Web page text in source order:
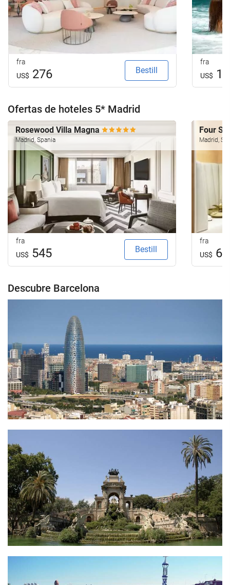
fra
US$ 276 Bestill
fra
US$
Ofertas de hoteles 5* Madrid
Rosewood Villa Magna
Madrid, Spania
fra
US$ 545 Bestill
Four
Madrid,
fra
US$
Descubre Barcelona